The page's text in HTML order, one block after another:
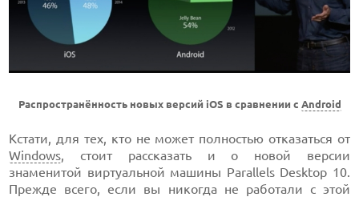
Распространённость новых версий iOS в сравнении с Android
Кстати, для тех, кто не может полностью отказаться от
Windows, стоит рассказать и о новой версии
знаменитой виртуальной машины Parallels Desktop 10.
Прежде всего, если вы никогда не работали с этой